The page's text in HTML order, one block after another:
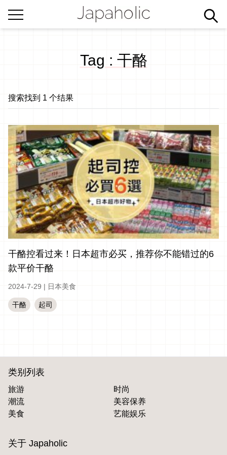
Tag : 干酪
搜索找到 1 个结果
干酪控看过来！日本超市必买，推荐你不能错过的6
款平价干酪
2024-7-29 | 日本美食
干酪 起司
类别列表
旅游
时尚
潮流
美容保养
美食
艺能娱乐
关于 Japaholic